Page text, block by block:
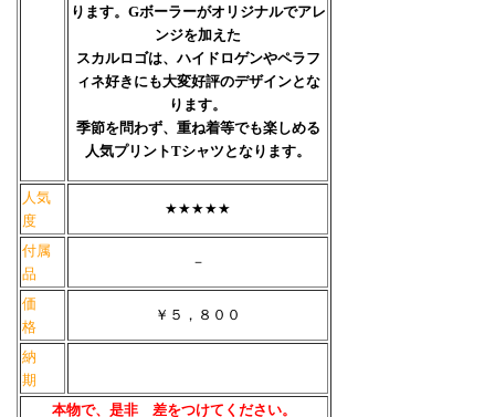
ります。Gボーラーがオリジナルでアレ
ンジを加えた
スカルロゴは、ハイドロゲンやペラフ
ィネ好きにも大変好評のデザインとな
ります。
季節を問わず、重ね着等でも楽しめる
人気プリントTシャツとなります。
人気
度
★★★★★
付属
品
－
価
格
￥５，８００
納
期
本物で、是非 差をつけてください。